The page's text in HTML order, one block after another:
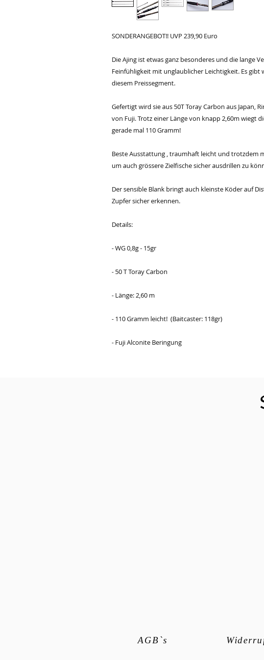
SONDERANGEBOT!! UVP 239,90 Euro
Die Ajing ist etwas ganz besonderes und die lange
Feinfühligkeit mit unglaublicher Leichtigkeit. Es gibt
diesem Preissegment.
Gefertigt wird sie aus 50T Toray Carbon aus Japan,
von Fuji. Trotz einer Länge von knapp 2,60m wiegt
gerade mal 110 Gramm!
Beste Ausstattung , traumhaft leicht und trotzdem
um auch grössere Zielfische sicher ausdrillen zu
Der sensible Blank bringt auch kleinste Köder auf
Zupfer sicher erkennen.
Details:
- WG 0,8g - 15gr
- 50 T Toray Carbon
- Länge: 2,60 m
- 110 Gramm leicht! (Baitcaster: 118gr)
- Fuji Alconite Beringung
AGB`s